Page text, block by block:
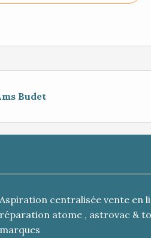
Budet
Aspiration centralisée vente en
réparation atome , astrovac &
marques